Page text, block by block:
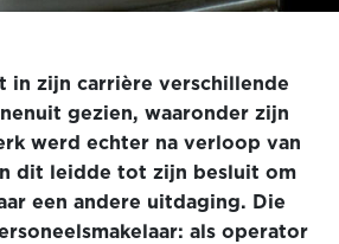
in zijn carrière verschillende
gezien, waaronder zijn
werd echter na verloop van
dit leidde tot zijn besluit om
een andere uitdaging. Die
als operator